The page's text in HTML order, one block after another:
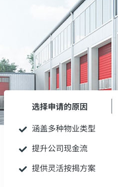
选择申请的原因
涵盖多种物业类型
提升公司现金流
提供灵活按揭方案